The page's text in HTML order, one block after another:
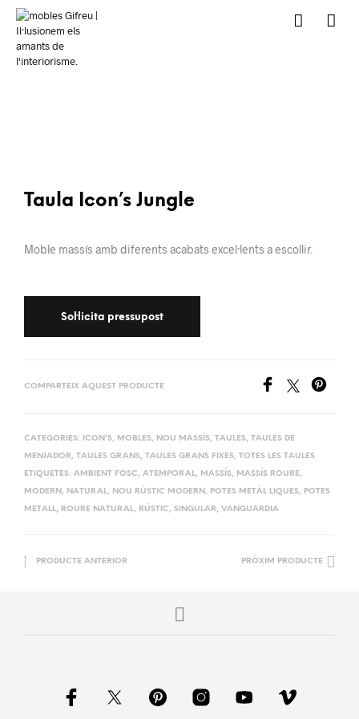
Taula Icon’s Jungle
Moble massís amb diferents acabats excel·lents a escollir.
COMPARTEIX AQUEST PRODUCTE
CATEGORIES: ICON'S, MOBLES, NOU MASSÍS, TAULES, TAULES DE
MENJADOR, TAULES GRANS, TAULES GRANS FIXES, TOTES LES TAULES
ETIQUETES: AMBIENT FOSC, ATEMPORAL, MASSÍS, MASSÍS ROURE,
MODERN , NATURAL, NOU RÚSTIC MODERN , POTES METÀL·LIQUES, POTES
METALL, ROURE NATURAL, RÚSTIC, SINGULAR, VANGUARDIA
PRODUCTE ANTERIOR PRÒXIM PRODUCTE